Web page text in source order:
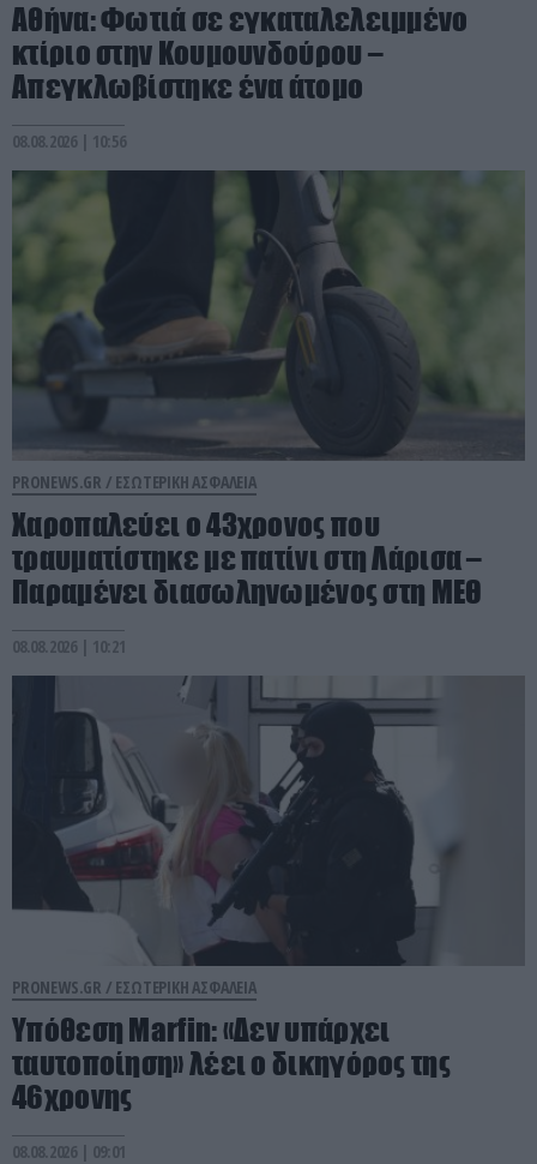
Αθήνα: Φωτιά σε εγκαταλελειμμένο
κτίριο στην Κουμουνδούρου –
Απεγκλωβίστηκε ένα άτομο
08.08.2026 | 10:56
PRONEWS.GR / ΕΣΩΤΕΡΙΚΗ ΑΣΦΑΛΕΙΑ
Χαροπαλεύει ο 43χρονος που
τραυματίστηκε με πατίνι στη Λάρισα –
Παραμένει διασωληνωμένος στη ΜΕΘ
08.08.2026 | 10:21
PRONEWS.GR / ΕΣΩΤΕΡΙΚΗ ΑΣΦΑΛΕΙΑ
Υπόθεση Marfin: «Δεν υπάρχει
ταυτοποίηση» λέει ο δικηγόρος της
46χρονης
08.08.2026 | 09:01